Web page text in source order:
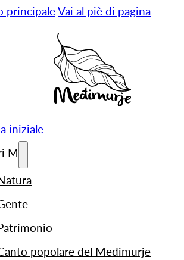
principaleVai al piè di pagina
iniziale
M
popolare del Međimurje